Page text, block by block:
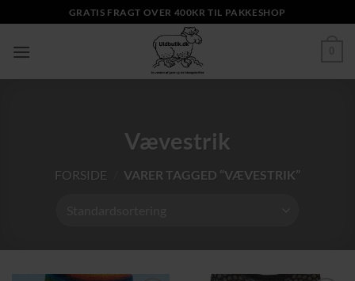
til
indhold
GRATIS FRAGT OVER 400KR TIL PAKKESHOP
Vævestrik
FORSIDE VARER TAGGED “VÆVESTRIK”